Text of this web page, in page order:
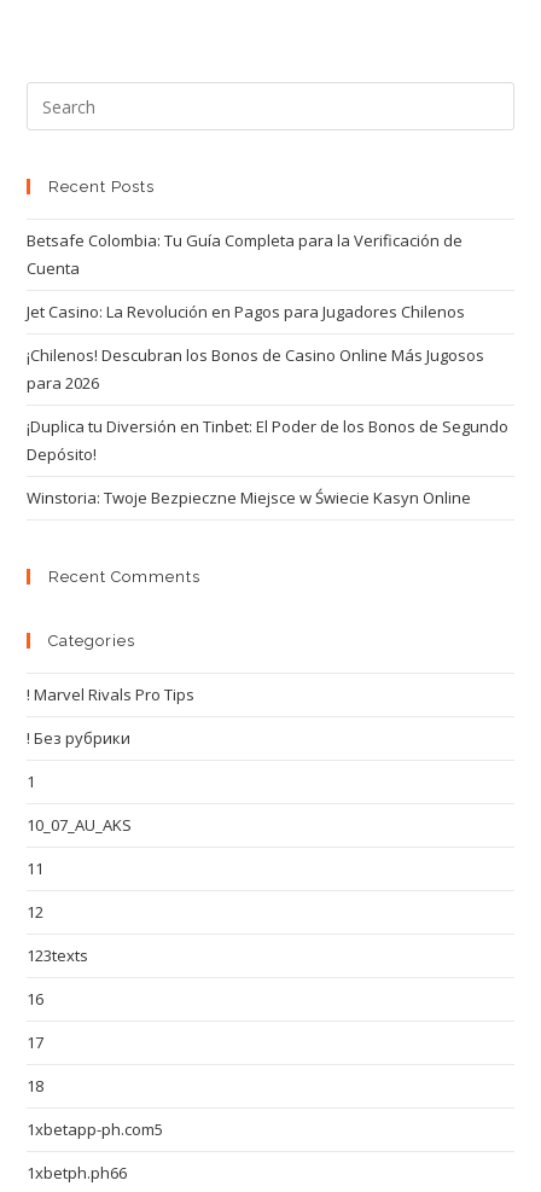
Recent Posts
Betsafe Colombia: Tu Guía Completa para la Verificación de
Cuenta
Jet Casino: La Revolución en Pagos para Jugadores Chilenos
¡Chilenos! Descubran los Bonos de Casino Online Más Jugosos
para 2026
¡Duplica tu Diversión en Tinbet: El Poder de los Bonos de Segundo
Depósito!
Winstoria: Twoje Bezpieczne Miejsce w Świecie Kasyn Online
Recent Comments
Categories
! Marvel Rivals Pro Tips
! Без рубрики
1
10_07_AU_AKS
11
12
123texts
16
17
18
1xbetapp-ph.com5
1xbetph.ph66